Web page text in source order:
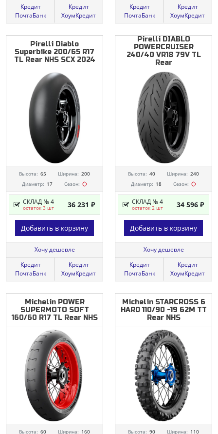
Кредит
ПочтаБанк
Кредит
ХоумКредит
Кредит
ПочтаБанк
Кредит
ХоумКредит
Pirelli Diablo
Superbike 200/65 R17
TL Rear NHS SCX 2024
Высота: 65 Ширина: 200
Диаметр: 17 Сезон:
СКЛАД № 4
остаток 3 шт 36 231 ₽
Добавить в корзину
Хочу дешевле
Кредит
ПочтаБанк
Кредит
ХоумКредит
Pirelli DIABLO
POWERCRUISER
240/40 VR18 79V TL
Rear
Высота: 40 Ширина: 240
Диаметр: 18 Сезон:
СКЛАД № 4
остаток 2 шт 34 596 ₽
Добавить в корзину
Хочу дешевле
Кредит
ПочтаБанк
Кредит
ХоумКредит
Michelin POWER
SUPERMOTO SOFT
160/60 R17 TL Rear NHS
Высота: 60 Ширина: 160
Michelin STARCROSS 6
HARD 110/90 -19 62M TT
Rear NHS
Высота: 90 Ширина: 110